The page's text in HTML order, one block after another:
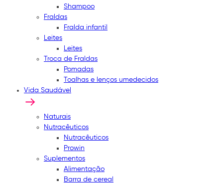
Shampoo
Fraldas
Fralda infantil
Leites
Leites
Troca de Fraldas
Pomadas
Toalhas e lenços umedecidos
Vida Saudável
Naturais
Nutracêuticos
Nutracêuticos
Prowin
Suplementos
Alimentação
Barra de cereal